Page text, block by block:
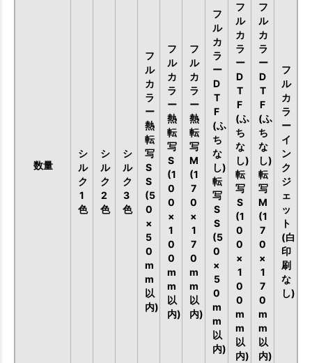
数量
シ
ル
ク
1
色
シ
ル
ク
2
色
シ
ル
ク
3
色
フ
ル
カ
ラ
ー
熱
転
写
S
S
(5
0
×
5
0
m
m
以
内)
フ
ル
カ
ラ
ー
熱
転
写
S
(1
0
0
×
1
0
0
m
m
以
内)
フ
ル
カ
ラ
ー
熱
転
写
M
(1
7
0
×
1
7
0
m
m
以
内)
フ
ル
カ
ラ
ー
D
T
F
(ふ
ち
な
し)
転
写
S
S
(5
0
×
5
0
m
m
以
内)
フ
ル
カ
ラ
ー
D
T
F
(ふ
ち
な
し)
転
写
S
(1
0
0
×
1
0
0
m
m
以
内)
フ
ル
カ
ラ
ー
D
T
F
(ふ
ち
な
し)
転
写
M
(1
7
0
×
1
7
0
m
m
以
内)
フ
ル
カ
ラ
ー
イ
ン
ク
ジ
ェ
ッ
ト
(白
印
刷
な
し)